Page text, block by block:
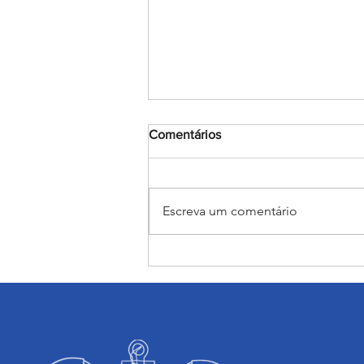
Comentários
Escreva um comentário